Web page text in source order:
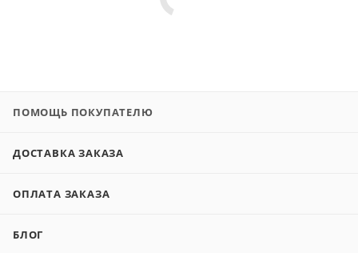
ПОМОЩЬ ПОКУПАТЕЛЮ
ДОСТАВКА ЗАКАЗА
ОПЛАТА ЗАКАЗА
БЛОГ